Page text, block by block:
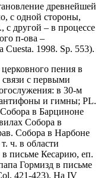
древнейшей
с одной стороны,
с другой – в процессе
п-ова –
Cuesta. 1998. Sp. 553).
пения в
с первыми
в 30-м
и гимны; PL.
в Барциноне
Собора в
Собора в Нарбоне
ч. в области
письме Кесарию, еп.
Гормизд в письме
421-423). На IV